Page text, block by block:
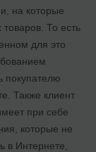
на которые
То есть
для это
покупателю
Также клиент
при себе
которые не
в Интернете,